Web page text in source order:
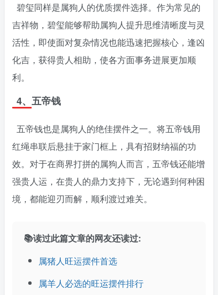
碧玺同样是属狗人的优质摆件选择。作为常见的
吉祥物，碧玺能够帮助属狗人提升思维清晰度与灵
活性，即使面对复杂情况也能迅速把握核心，逢凶
化吉，获得贵人相助，使各方面事务进展更加顺
利。
4、五帝钱
五帝钱也是属狗人的绝佳摆件之一。将五帝钱用
红绳串联后悬挂于家门框上，具有招财纳福的功
效。对于在商界打拼的属狗人而言，五帝钱还能增
强贵人运，在贵人的鼎力支持下，无论遇到何种困
境，都能迎刃而解，顺利渡过难关。
📚读过此篇文章的网友还读过:
属猪人旺运摆件首选
属羊人必选的旺运摆件排行